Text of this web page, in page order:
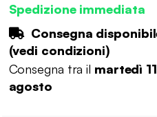
Spedizione immediata
Consegna
(vedi condizioni)
Consegna tra il martedì
agosto